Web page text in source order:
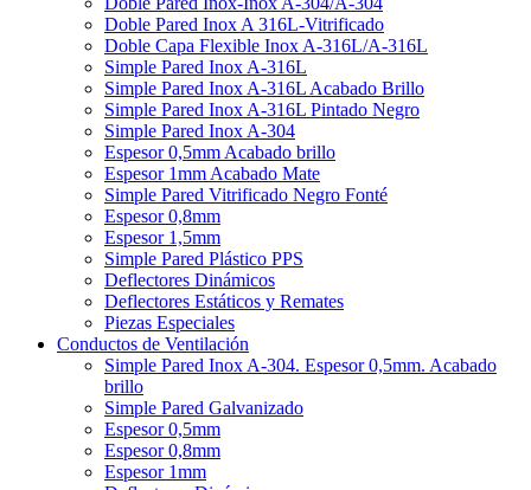
Doble Pared Inox A 316L-Vitrificado
Doble Capa Flexible Inox A-316L/A-316L
Simple Pared Inox A-316L
Simple Pared Inox A-316L Acabado Brillo
Simple Pared Inox A-316L Pintado Negro
Simple Pared Inox A-304
Espesor 0,5mm Acabado brillo
Espesor 1mm Acabado Mate
Simple Pared Vitrificado Negro Fonté
Espesor 0,8mm
Espesor 1,5mm
Simple Pared Plástico PPS
Deflectores Dinámicos
Deflectores Estáticos y Remates
Piezas Especiales
Conductos de Ventilación
Simple Pared Inox A-304. Espesor 0,5mm. Acabado
brillo
Simple Pared Galvanizado
Espesor 0,5mm
Espesor 0,8mm
Espesor 1mm